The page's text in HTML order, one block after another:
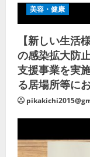
美容・健康
【新しい生活
の感染拡大防
支援事業を実
る居場所等に